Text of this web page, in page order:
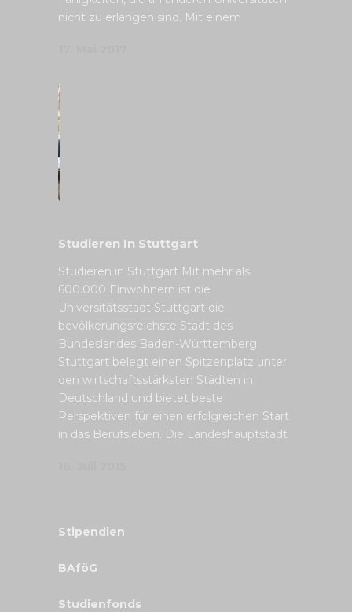
nicht zu erlangen sind. Mit einem
Studieren In Stuttgart
Studieren in Stuttgart Mit mehr als
600.000 Einwohnern ist die
Universitätsstadt Stuttgart die
bevölkerungsreichste Stadt des
Bundeslandes Baden-Württemberg.
Stuttgart belegt einen Spitzenplatz unter
den wirtschaftsstärksten Städten in
Deutschland und bietet beste
Perspektiven für einen erfolgreichen Start
in das Berufsleben. Die Landeshauptstadt
Stipendien
BAföG
Studienfonds